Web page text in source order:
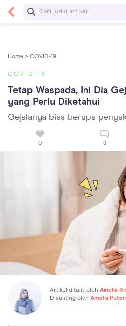
Baca Selanjutnya
Home > COVID-19
COVID-19
Tetap Waspada, Ini Dia
yang Perlu Diketahui
Gejalanya bisa berupa
0 0
Artikel ditulis oleh Amelia
Disunting oleh Amelia Puteri